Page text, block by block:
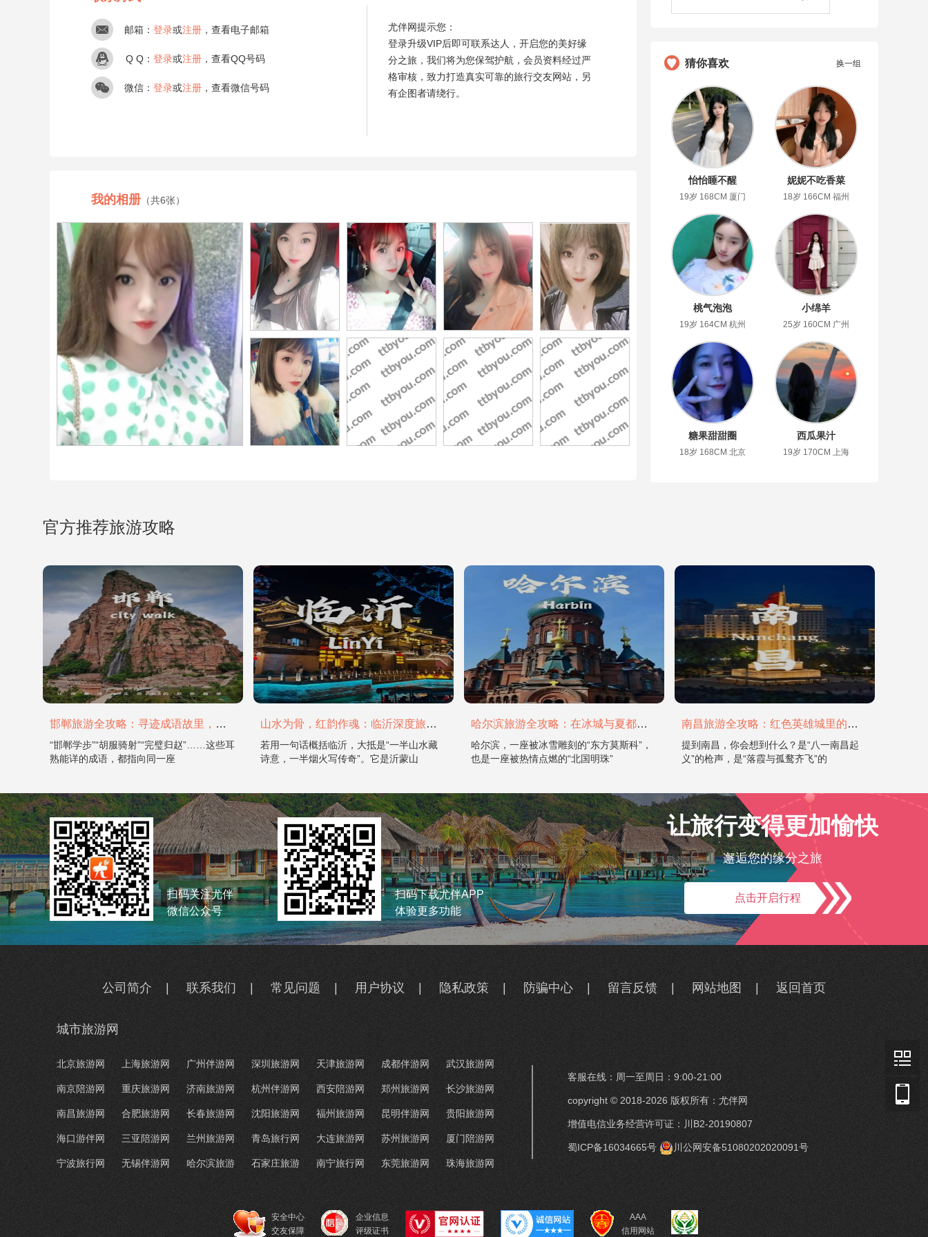
邮箱： 登录或注册 ，查看电子邮箱
Q Q： 登录或注册 ，查看QQ号码
微信： 登录或注册 ，查看微信号码
尤伴网提示您：
登录升级VIP后即可联系达人，开启您的美好缘
分之旅，我们将为您保驾护航，会员资料经过严
格审核，致力打造真实可靠的旅行交友网站，另
有企图者请绕行。
我的相册 （共6张）
猜你喜欢 换一组
怡怡睡不醒
19岁 168CM 厦门
妮妮不吃香菜
18岁 166CM 福州
桃气泡泡
19岁 164CM 杭州
小绵羊
25岁 160CM 广州
糖果甜甜圈
18岁 168CM 北京
西瓜果汁
19岁 170CM 上海
官方推荐旅游攻略
邯郸旅游全攻略：寻迹成语故里，邂逅太行古韵
“邯郸学步”“胡服骑射”“完璧归赵”……这些耳
熟能详的成语，都指向同一座
山水为骨，红韵作魂：临沂深度旅游攻略
若用一句话概括临沂，大抵是“一半山水藏
诗意，一半烟火写传奇”。它是沂蒙山
哈尔滨旅游全攻略：在冰城与夏都，邂逅欧陆童话与中国浪漫
哈尔滨，一座被冰雪雕刻的“东方莫斯科”，
也是一座被热情点燃的“北国明珠”
南昌旅游全攻略：红色英雄城里的烟火与山水
提到南昌，你会想到什么？是“八一南昌起
义”的枪声，是“落霞与孤鹜齐飞”的
扫码关注尤伴
微信公众号
扫码下载尤伴APP
体验更多功能
让旅行变得更加愉快
邂逅您的缘分之旅
点击开启行程
公司简介 联系我们 常见问题 用户协议 隐私政策 防骗中心 留言反馈 网站地图 返回首页
城市旅游网
北京旅游网 上海旅游网 广州伴游网 深圳旅游网 天津旅游网 成都伴游网 武汉旅游网
南京陪游网 重庆旅游网 济南旅游网 杭州伴游网 西安陪游网 郑州旅游网 长沙旅游网
南昌旅游网 合肥旅游网 长春旅游网 沈阳旅游网 福州旅游网 昆明伴游网 贵阳旅游网
海口游伴网 三亚陪游网 兰州旅游网 青岛旅行网 大连旅游网 苏州旅游网 厦门陪游网
宁波旅行网 无锡伴游网 哈尔滨旅游 石家庄旅游 南宁旅行网 东莞旅游网 珠海旅游网
客服在线：周一至周日：9:00-21:00
copyright © 2018-2026 版权所有：尤伴网
增值电信业务经营许可证：川B2-20190807
蜀ICP备16034665号 川公网安备51080202020091号
安全中心
交友保障
企业信息
评级证书
AAA
信用网站